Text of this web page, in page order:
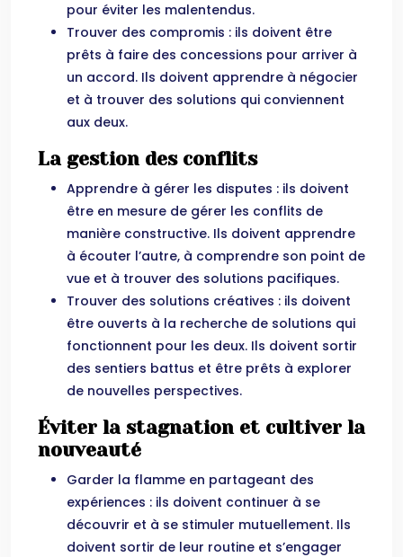
pour éviter les malentendus.
Trouver des compromis : ils doivent être
prêts à faire des concessions pour arriver à
un accord. Ils doivent apprendre à négocier
et à trouver des solutions qui conviennent
aux deux.
La gestion des conflits
Apprendre à gérer les disputes : ils doivent
être en mesure de gérer les conflits de
manière constructive. Ils doivent apprendre
à écouter l’autre, à comprendre son point de
vue et à trouver des solutions pacifiques.
Trouver des solutions créatives : ils doivent
être ouverts à la recherche de solutions qui
fonctionnent pour les deux. Ils doivent sortir
des sentiers battus et être prêts à explorer
de nouvelles perspectives.
Éviter la stagnation et cultiver la
nouveauté
Garder la flamme en partageant des
expériences : ils doivent continuer à se
découvrir et à se stimuler mutuellement. Ils
doivent sortir de leur routine et s’engager